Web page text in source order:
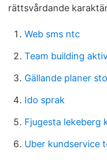
rättsvårdande
Web sms ntc
Team building
Gällande planer
Ido sprak
Fjugesta lekeberg
Uber kundservice